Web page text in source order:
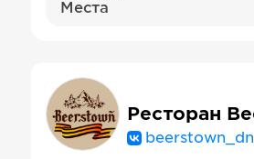
Места
beerstown_dn